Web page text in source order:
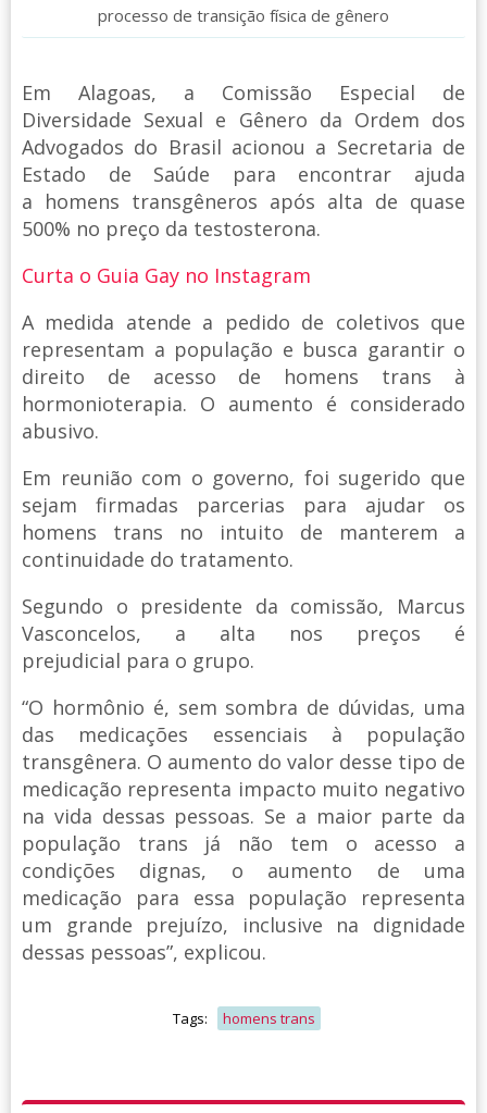
processo de transição física de gênero
Em Alagoas, a Comissão Especial de
Diversidade Sexual e Gênero da Ordem dos
Advogados do Brasil acionou a Secretaria de
Estado de Saúde para encontrar ajuda
a homens transgêneros após alta de quase
500% no preço da testosterona.
Curta o Guia Gay no Instagram
A medida atende a pedido de coletivos que
representam a população e busca garantir o
direito de acesso de homens trans à
hormonioterapia. O aumento é considerado
abusivo.
Em reunião com o governo, foi sugerido que
sejam firmadas parcerias para ajudar os
homens trans no intuito de manterem a
continuidade do tratamento.
Segundo o presidente da comissão, Marcus
Vasconcelos, a alta nos preços é
prejudicial para o grupo.
“O hormônio é, sem sombra de dúvidas, uma
das medicações essenciais à população
transgênera. O aumento do valor desse tipo de
medicação representa impacto muito negativo
na vida dessas pessoas. Se a maior parte da
população trans já não tem o acesso a
condições dignas, o aumento de uma
medicação para essa população representa
um grande prejuízo, inclusive na dignidade
dessas pessoas”, explicou.
Tags: homens trans